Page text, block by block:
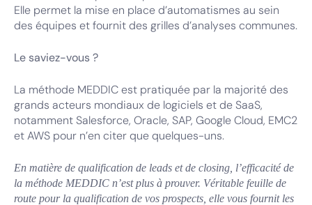
Elle permet la mise en place d’automatismes au sein
des équipes et fournit des grilles d’analyses communes.
Le saviez-vous ?
La méthode MEDDIC est pratiquée par la majorité des
grands acteurs mondiaux de logiciels et de SaaS,
notamment Salesforce, Oracle, SAP, Google Cloud, EMC2
et AWS pour n’en citer que quelques-uns.
En matière de qualification de leads et de closing, l’efficacité de
la méthode MEDDIC n’est plus à prouver. Véritable feuille de
route pour la qualification de vos prospects, elle vous fournit les